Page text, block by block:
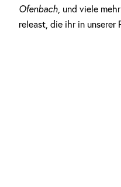
Ofenbach, und viele
releast, die ihr in unserer